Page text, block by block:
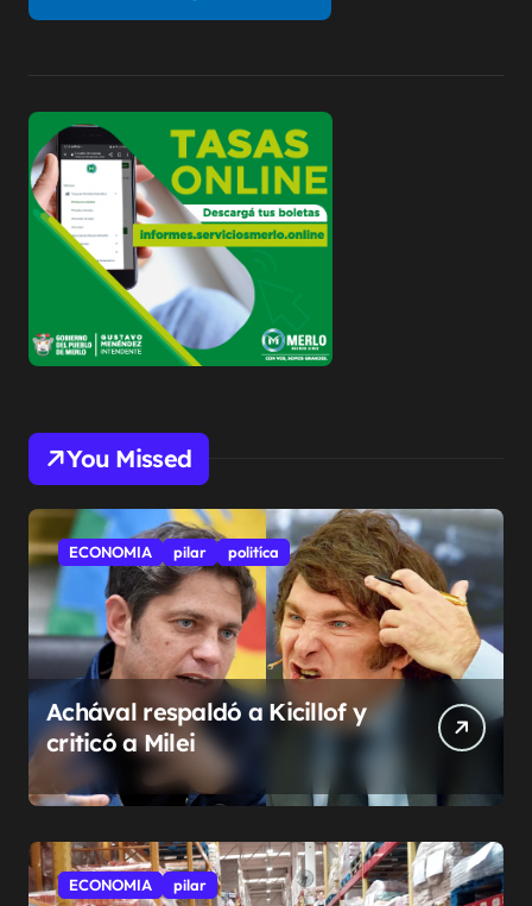
You Missed
ECONOMIA pilar politíca
Achával respaldó a Kicillof y
criticó a Milei
ECONOMIA pilar